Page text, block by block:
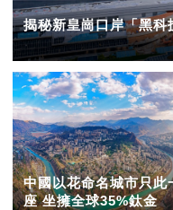
揭秘新皇崗口岸「黑
中國以花命名城市只此
座 坐擁全球35%鈦金